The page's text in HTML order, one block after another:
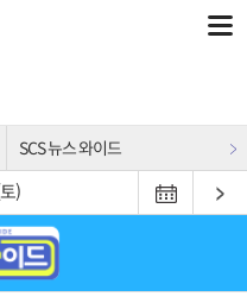
SCS 뉴스 와이드
)